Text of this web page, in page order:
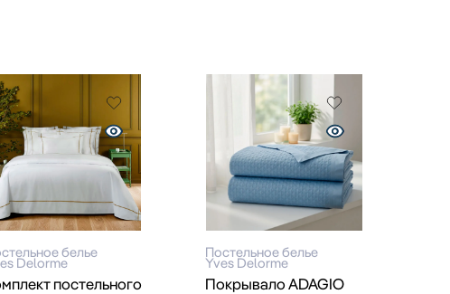
белье
Delorme
постельного
Постельное белье
Yves Delorme
Покрывало ADAGIO